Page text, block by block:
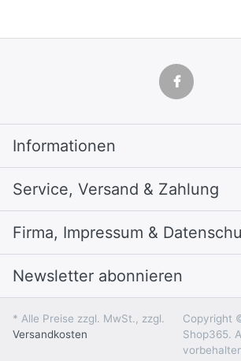
Informationen
Service, Versand & Zahlung
Firma, Impressum &
Newsletter abonnieren
* Alle Preise zzgl. MwSt., zzgl.
Versandkosten
Copyright
Shop365.